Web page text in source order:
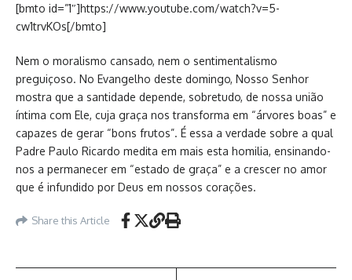
[bmto id=”1″]https://www.youtube.com/watch?v=5-
cw1trvKOs[/bmto]
Nem o moralismo cansado, nem o sentimentalismo
preguiçoso. No Evangelho deste domingo, Nosso Senhor
mostra que a santidade depende, sobretudo, de nossa união
íntima com Ele, cuja graça nos transforma em “árvores boas” e
capazes de gerar “bons frutos”. É essa a verdade sobre a qual
Padre Paulo Ricardo medita em mais esta homilia, ensinando-
nos a permanecer em “estado de graça” e a crescer no amor
que é infundido por Deus em nossos corações.
Share this Article